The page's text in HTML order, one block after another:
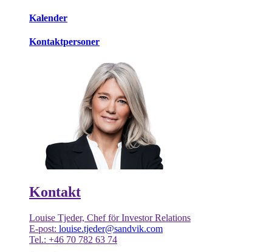
Kalender
Kontaktpersoner
Kontakt
Louise Tjeder, Chef för Investor Relations
E-post: louise.tjeder@sandvik.com
Tel.: +46 70 782 63 74